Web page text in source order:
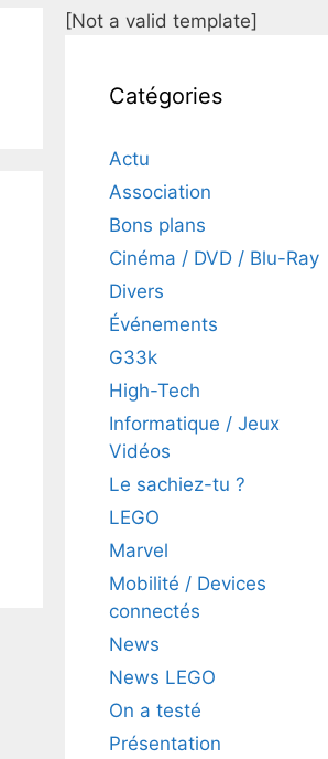
[Not a valid template]
Catégories
Actu
Association
Bons plans
Cinéma / DVD / Blu-Ray
Divers
Événements
G33k
High-Tech
Informatique / Jeux
Vidéos
Le sachiez-tu ?
LEGO
Marvel
Mobilité / Devices
connectés
News
News LEGO
On a testé
Présentation